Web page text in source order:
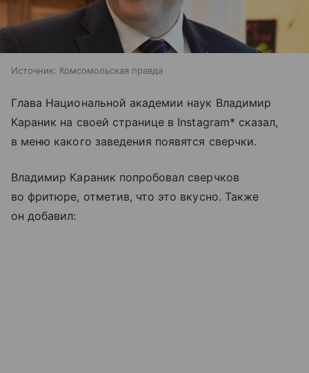
Источник: Комсомольская правда
Глава Национальной академии наук Владимир
Караник на своей странице в Instagram* сказал,
в меню какого заведения появятся сверчки.
Владимир Караник попробовал сверчков
во фритюре, отметив, что это вкусно. Также
он добавил: